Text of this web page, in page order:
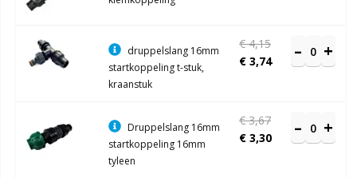
druppelslang 16mm
startkoppeling t-stuk,
kraanstuk
€ 3,74
€ 4,15
Druppelslang 16mm
startkoppeling 16mm
tyleen
€ 3,30
€ 3,67